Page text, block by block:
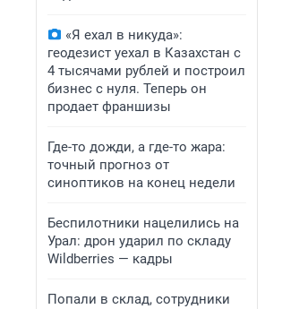
«Я ехал в никуда»:
геодезист уехал в Казахстан с
4 тысячами рублей и построил
бизнес с нуля. Теперь он
продает франшизы
Где-то дожди, а где-то жара:
точный прогноз от
синоптиков на конец недели
Беспилотники нацелились на
Урал: дрон ударил по складу
Wildberries — кадры
Попали в склад, сотрудники